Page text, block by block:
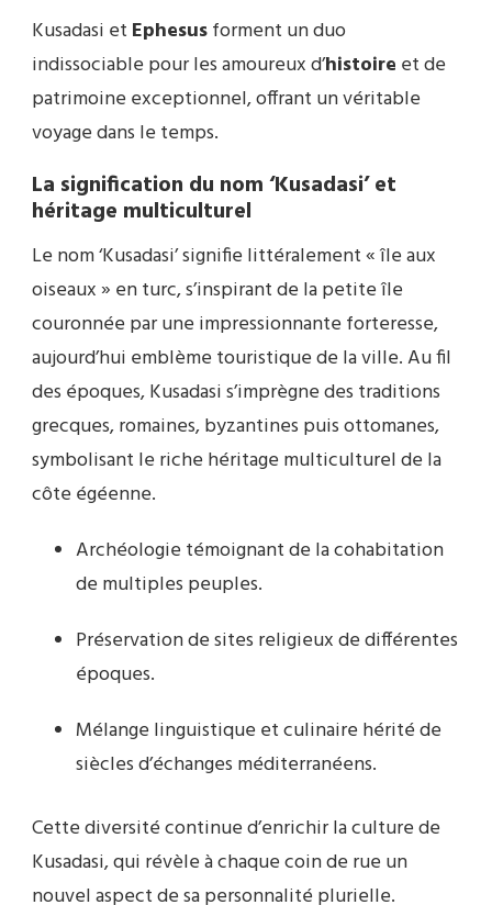
Kusadasi et Ephesusforment un duo
indissociable pour les amoureux d’histoire et de
patrimoine exceptionnel, offrant un véritable
voyage dans le temps.
La signification du nom ‘Kusadasi’ et
héritage multiculturel
Le nom ‘Kusadasi’ signifie littéralement « île aux
oiseaux » en turc, s’inspirant de la petite île
couronnée par une impressionnante forteresse,
aujourd’hui emblème touristique de la ville. Au fil
des époques, Kusadasi s’imprègne des traditions
grecques, romaines, byzantines puis ottomanes,
symbolisant le riche héritage multiculturel de la
côte égéenne.
Archéologie témoignant de la cohabitation
de multiples peuples.
Préservation de sites religieux de différentes
époques.
Mélange linguistique et culinaire hérité de
siècles d’échanges méditerranéens.
Cette diversité continue d’enrichir la culture de
Kusadasi, qui révèle à chaque coin de rue un
nouvel aspect de sa personnalité plurielle.